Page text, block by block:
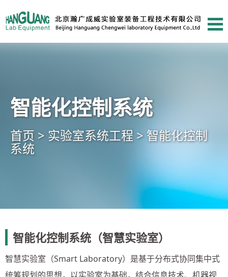
智能化控制系统
首页 > 实验室系统工程 > 智能化控制
系统
智能化控制系统（智慧实验室）
智慧实验室（Smart Laboratory）是基于分布式协同集中式